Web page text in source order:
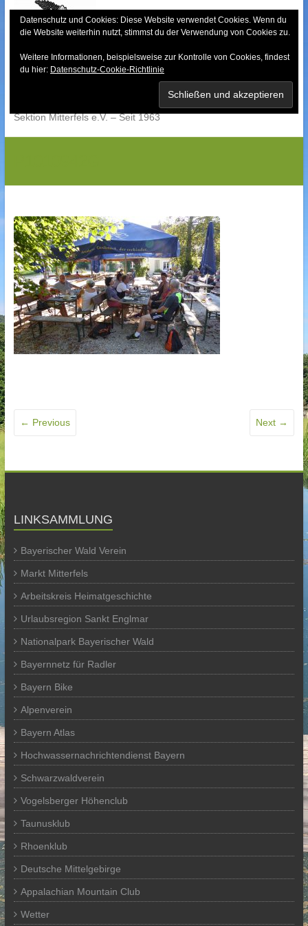
content
Bayerischer Wald-
Sektion Mitterfels e.V. – Seit 1963
← Previous Next →
LINKSAMMLUNG
Bayerischer Wald Verein
Markt Mitterfels
Arbeitskreis Heimatgeschichte
Urlaubsregion Sankt Englmar
Nationalpark Bayerischer Wald
Bayernnetz für Radler
Bayern Bike
Alpenverein
Bayern Atlas
Hochwassernachrichtendienst Bayern
Schwarzwaldverein
Vogelsberger Höhenclub
Taunusklub
Rhoenklub
Deutsche Mittelgebirge
Appalachian Mountain Club
Wetter
Datenschutz und Cookies: Diese Website verwendet Cookies. Wenn du
die Website weiterhin nutzt, stimmst du der Verwendung von Cookies zu.
Weitere Informationen, beispielsweise zur Kontrolle von Cookies, findest
du hier: Datenschutz-Cookie-Richtlinie